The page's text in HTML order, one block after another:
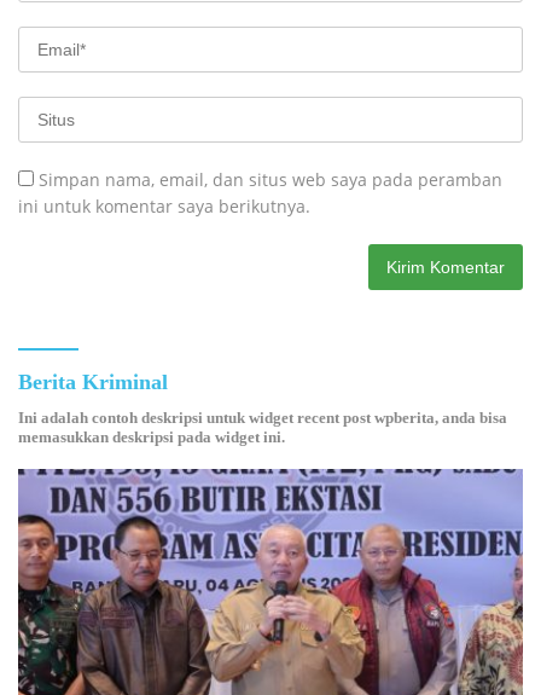
Simpan nama, email, dan situs web saya pada peramban
ini untuk komentar saya berikutnya.
Berita Kriminal
Ini adalah contoh deskripsi untuk widget recent post wpberita, anda bisa
memasukkan deskripsi pada widget ini.